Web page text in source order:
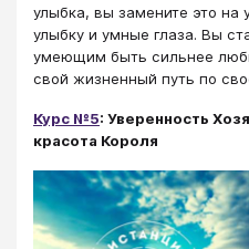
улыбка, вы замените это на
улыбку и умные глаза. Вы
умеющим быть сильнее
свой жизненный путь по
Курс №5: Уверенность
красота Короля